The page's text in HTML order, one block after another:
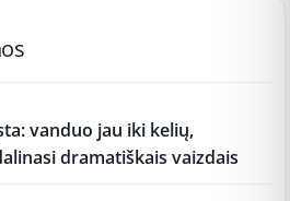
vanduo jau iki kelių,
dramatiškais vaizdais